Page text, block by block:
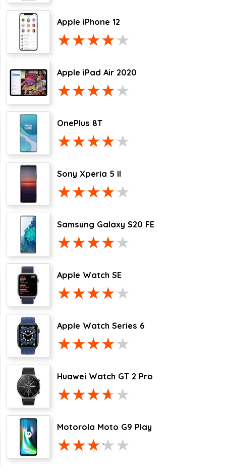
Apple iPhone 12
Apple iPad Air 2020
OnePlus 8T
Sony Xperia 5 II
Samsung Galaxy S20 FE
Apple Watch SE
Apple Watch Series 6
Huawei Watch GT 2 Pro
Motorola Moto G9 Play